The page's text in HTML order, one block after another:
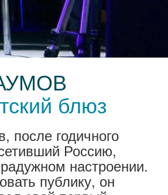
блюз
после годичного
Россию,
настроении.
публику, он